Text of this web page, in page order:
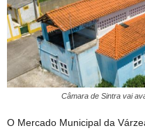
Câmara de Sintra vai
O Mercado Municipal da